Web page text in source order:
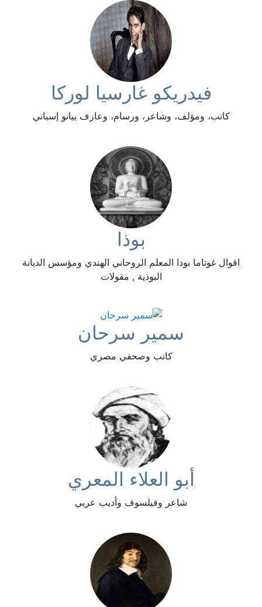
فيدريكو غارسيا لوركا
كاتب، ومؤلف، وشاعر، ورسام، وعازف بيانو إسباني
بوذا
اقوال غوتاما بودا المعلم الروحاني الهندي ومؤسس الديانة
البوذية , مقولات
سمير سرحان
كاتب وصحفي مصري
أبو العلاء المعري
شاعر وفيلسوف وأديب عربي